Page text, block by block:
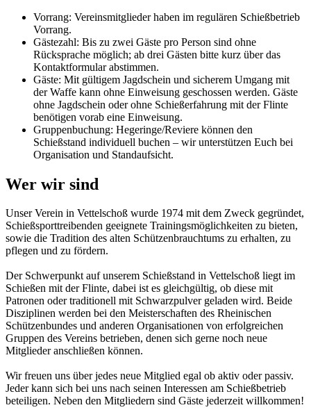
Vorrang: Vereinsmitglieder haben im regulären Schießbetrieb
Vorrang.
Gästezahl: Bis zu zwei Gäste pro Person sind ohne
Rücksprache möglich; ab drei Gästen bitte kurz über das
Kontaktformular abstimmen.
Gäste: Mit gültigem Jagdschein und sicherem Umgang mit
der Waffe kann ohne Einweisung geschossen werden. Gäste
ohne Jagdschein oder ohne Schießerfahrung mit der Flinte
benötigen vorab eine Einweisung.
Gruppenbuchung: Hegeringe/Reviere können den
Schießstand individuell buchen – wir unterstützen Euch bei
Organisation und Standaufsicht.
Wer wir sind
Unser Verein in Vettelschoß wurde 1974 mit dem Zweck gegründet,
Schießsporttreibenden geeignete Trainingsmöglichkeiten zu bieten,
sowie die Tradition des alten Schützenbrauchtums zu erhalten, zu
pflegen und zu fördern.
Der Schwerpunkt auf unserem Schießstand in Vettelschoß liegt im
Schießen mit der Flinte, dabei ist es gleichgültig, ob diese mit
Patronen oder traditionell mit Schwarzpulver geladen wird. Beide
Disziplinen werden bei den Meisterschaften des Rheinischen
Schützenbundes und anderen Organisationen von erfolgreichen
Gruppen des Vereins betrieben, denen sich gerne noch neue
Mitglieder anschließen können.
Wir freuen uns über jedes neue Mitglied egal ob aktiv oder passiv.
Jeder kann sich bei uns nach seinen Interessen am Schießbetrieb
beteiligen. Neben den Mitgliedern sind Gäste jederzeit willkommen!